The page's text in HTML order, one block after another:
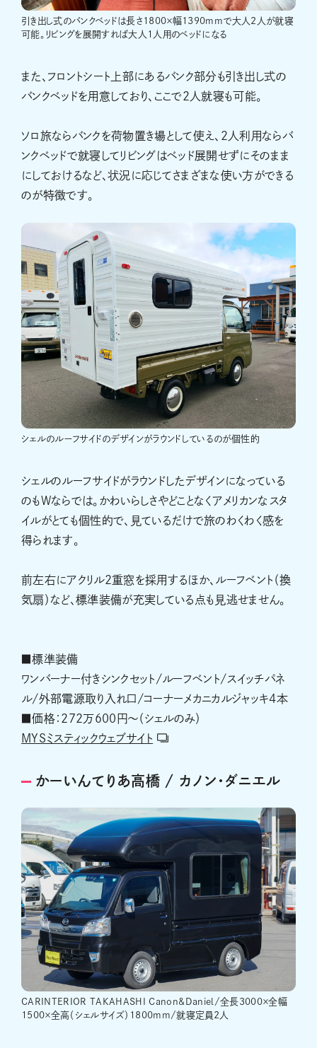
引き出し式のバンクベッドは長さ1800×幅1390mmで大人2人が就寝
可能。リビングを展開すれば大人1人用のベッドになる
また、フロントシート上部にあるバンク部分も引き出し式の
バンクベッドを用意しており、ここで2人就寝も可能。
ソロ旅ならバンクを荷物置き場として使え、2人利用ならバ
ンクベッドで就寝してリビングはベッド展開せずにそのまま
にしておけるなど、状況に応じてさまざまな使い方ができる
のが特徴です。
シェルのルーフサイドのデザインがラウンドしているのが個性的
シェルのルーフサイドがラウンドしたデザインになっている
のもWならでは。かわいらしさやどことなくアメリカンなスタ
イルがとても個性的で、見ているだけで旅のわくわく感を
得られます。
前左右にアクリル2重窓を採用するほか、ルーフベント（換
気扇）など、標準装備が充実している点も見逃せません。
■標準装備
ワンバーナー付きシンクセット/ルーフベント/スイッチパネ
ル/外部電源取り入れ口/コーナーメカニカルジャッキ4本
■価格：272万600円〜（シェルのみ）
MYSミスティックウェブサイト
かーいんてりあ高橋 / カノン・ダニエル
CARINTERIOR TAKAHASHI Canon&Daniel/全長3000×全幅
1500×全高（シェルサイズ）1800mm/就寝定員2人